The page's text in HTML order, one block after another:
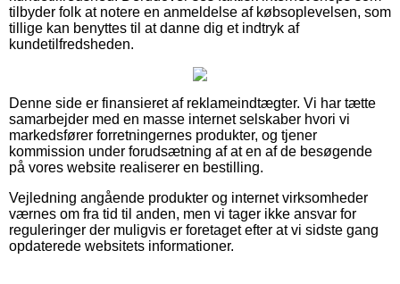
tilbyder folk at notere en anmeldelse af købsoplevelsen, som
tillige kan benyttes til at danne dig et indtryk af
kundetilfredsheden.
Denne side er finansieret af reklameindtægter. Vi har tætte
samarbejder med en masse internet selskaber hvori vi
markedsfører forretningernes produkter, og tjener
kommission under forudsætning af at en af de besøgende
på vores website realiserer en bestilling.
Vejledning angående produkter og internet virksomheder
værnes om fra tid til anden, men vi tager ikke ansvar for
reguleringer der muligvis er foretaget efter at vi sidste gang
opdaterede websitets informationer.